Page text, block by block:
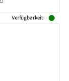
Verfügbarkeit: